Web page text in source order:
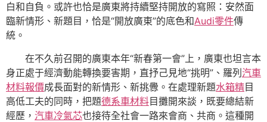
白和自負。或許也恰是廣東將持續堅持開放的寫照：安然面
臨新情形、新題目，恰是“開放廣東”的底色和Audi零件傳
統。
在不久前召開的廣東本年“新春第一會”上，廣東也坦言本
身正處于經濟動能轉換要害期，直抒己見地“挑明”、羅列汽車
材料報價成長面對的新情形、新挑釁。在處理新題水箱精目
高低工夫的同時，把題德系車材料目攤開來談，既要總結新
經歷， 汽車冷氣芯也接待全社會一路來會商、共商。這種開